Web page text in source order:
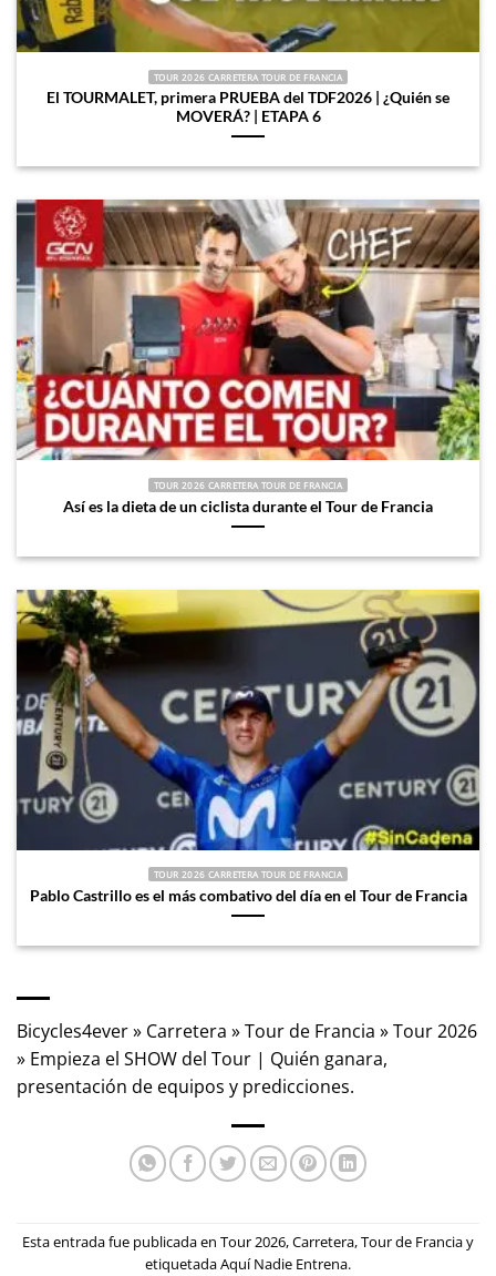
TOUR 2026 CARRETERA TOUR DE FRANCIA
El TOURMALET, primera PRUEBA del TDF2026 | ¿Quién se
MOVERÁ? | ETAPA 6
TOUR 2026 CARRETERA TOUR DE FRANCIA
Así es la dieta de un ciclista durante el Tour de Francia
TOUR 2026 CARRETERA TOUR DE FRANCIA
Pablo Castrillo es el más combativo del día en el Tour de Francia
Bicycles4ever» Carretera »Tour de Francia »Tour 2026
» Empieza el SHOW del Tour | Quién ganara,
presentación de equipos y predicciones.
Esta entrada fue publicada en Tour 2026,Carretera,Tour de Franciay
etiquetadaAquí Nadie Entrena.